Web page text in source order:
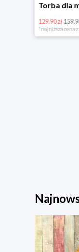
129.90 zł
*najniższa cena